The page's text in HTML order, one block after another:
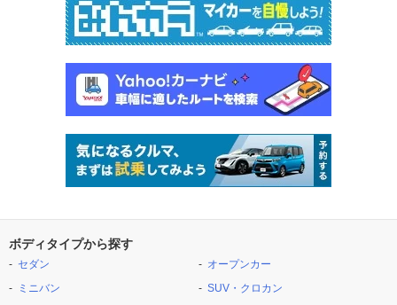
ボディタイプから探す
セダン
ミニバン
オープンカー
SUV・クロカン